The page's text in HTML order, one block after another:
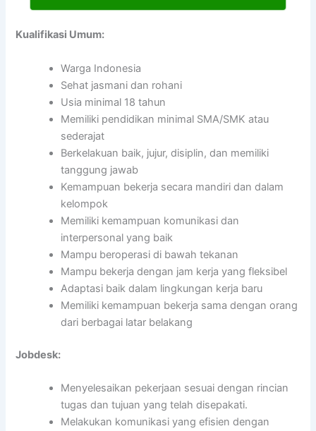
Kualifikasi Umum:
Warga Indonesia
Sehat jasmani dan rohani
Usia minimal 18 tahun
Memiliki pendidikan minimal SMA/SMK atau
sederajat
Berkelakuan baik, jujur, disiplin, dan memiliki
tanggung jawab
Kemampuan bekerja secara mandiri dan dalam
kelompok
Memiliki kemampuan komunikasi dan
interpersonal yang baik
Mampu beroperasi di bawah tekanan
Mampu bekerja dengan jam kerja yang fleksibel
Adaptasi baik dalam lingkungan kerja baru
Memiliki kemampuan bekerja sama dengan orang
dari berbagai latar belakang
Jobdesk:
Menyelesaikan pekerjaan sesuai dengan rincian
tugas dan tujuan yang telah disepakati.
Melakukan komunikasi yang efisien dengan